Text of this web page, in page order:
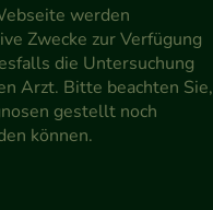
werden
Zwecke zur Verfügung
die Untersuchung
Arzt. Bitte beachten Sie,
gestellt noch
können.